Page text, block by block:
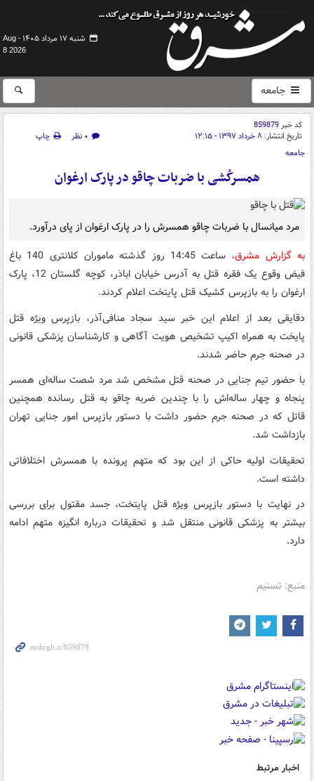
شنبه ۱۷ مرداد ۱۴۰۵ -
Aug
8 2026
جامعه
کد خبر859879
تاریخ انتشار: ۸ خرداد ۱۳۹۷ - ۱۲:۱۵ ۰ نظر
چاپ
جامعه
همسرکُشی با ضربات چاقو در پارک ارغوان
مرد میانسال با ضربات چاقو همسرش را در پارک ارغوان از پای درآورد.
به گزارش مشرق،
ساعت 14:45 روز گذشته ماموران کلانتری 140 باغ
فیض وقوع یک فقره قتل به آدرس خیابان اباذر، کوچه گلستان 12، پارک
ارغوان را به بازپرس کشیک قتل پایتخت اعلام کردند.
دقایقی بعد از اعلام این خبر سید سجاد منافی‌آذر، بازپرس ویژه قتل
پایخت به همراه اکیپ تشخیص هویت آگاهی و کارشناسان پزشکی قانونی
در صحنه جرم حاضر شدند.
با حضور تیم جنایی در صحنه قتل مشخص شد مرد شصت ساله‌ای همسر
پنجاه و چهار ساله‌اش را با چندین ضربه چاقو به قتل رسانده همچنین
قاتل که در صحنه جرم حضور داشت با دستور بازپرس امور جنایی تهران
بازداشت شد.
تحقیقات اولیه حاکی از این بود که متهم پرونده با همسرش اختلافاتی
داشته است.
در نهایت با دستور بازپرس ویژه قتل پایتخت، جسد مقتول برای بررسی
بیشتر به پزشکی قانونی منتقل شد و تحقیقات درباره انگیزه متهم ادامه
دارد.
منبع: تسنیم
اخبار مرتبط